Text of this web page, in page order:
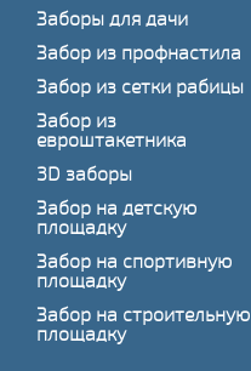
Заборы для дачи
Забор из профнастила
Забор из сетки рабицы
Забор из
евроштакетника
3D заборы
Забор на детскую
площадку
Забор на спортивную
площадку
Забор на строительную
площадку